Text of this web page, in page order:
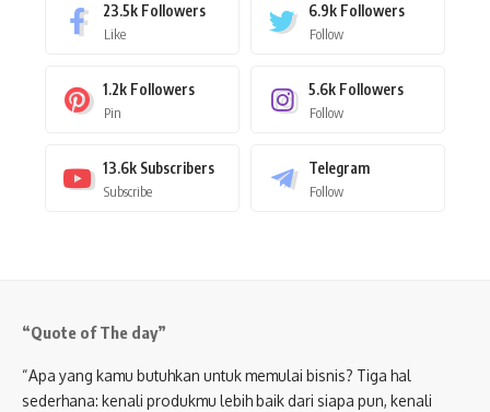
23.5k Followers
Like
6.9k Followers
Follow
1.2k Followers
Pin
5.6k Followers
Follow
13.6k Subscribers
Subscribe
Telegram
Follow
“Quote of The day”
“Apa yang kamu butuhkan untuk memulai bisnis? Tiga hal
sederhana: kenali produkmu lebih baik dari siapa pun, kenali